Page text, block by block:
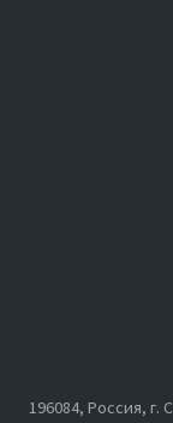
196084, Россия, г.